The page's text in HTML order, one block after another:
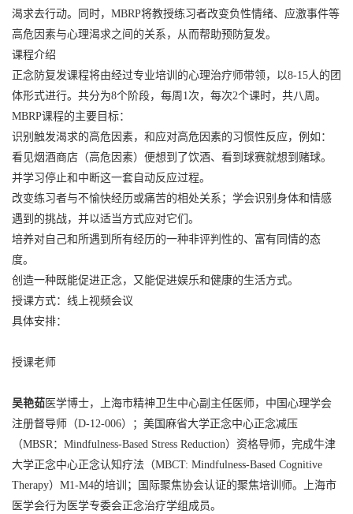
渴求去行动。同时，MBRP将教授练习者改变负性情绪、应激事件等
高危因素与心理渴求之间的关系，从而帮助预防复发。
课程介绍
正念防复发课程将由经过专业培训的心理治疗师带领，以8-15人的团
体形式进行。共分为8个阶段，每周1次，每次2个课时，共八周。
MBRP课程的主要目标：
识别触发渴求的高危因素，和应对高危因素的习惯性反应，例如：
看见烟酒商店（高危因素）便想到了饮酒、看到球赛就想到赌球。
并学习停止和中断这一套自动反应过程。
改变练习者与不愉快经历或痛苦的相处关系；学会识别身体和情感
遇到的挑战，并以适当方式应对它们。
培养对自己和所遇到所有经历的一种非评判性的、富有同情的态
度。
创造一种既能促进正念，又能促进娱乐和健康的生活方式。
授课方式：线上视频会议
具体安排：
授课老师
吴艳茹 医学博士，上海市精神卫生中心副主任医师，中国心理学会
注册督导师（D-12-006）；美国麻省大学正念中心正念减压
（MBSR：Mindfulness-Based Stress Reduction）资格导师，完成牛津
大学正念中心正念认知疗法（MBCT: Mindfulness-Based Cognitive
Therapy）M1-M4的培训；国际聚焦协会认证的聚焦培训师。上海市
医学会行为医学专委会正念治疗学组成员。